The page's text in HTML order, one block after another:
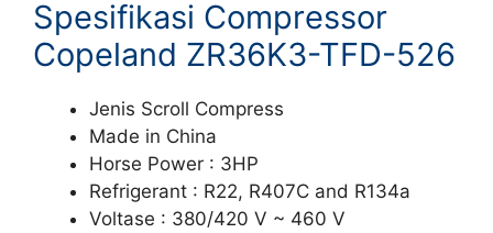
Spesifikasi Compressor
Copeland ZR36K3-TFD-526
Jenis Scroll Compress
Made in China
Horse Power : 3HP
Refrigerant : R22, R407C and R134a
Voltase : 380/420 V ~ 460 V